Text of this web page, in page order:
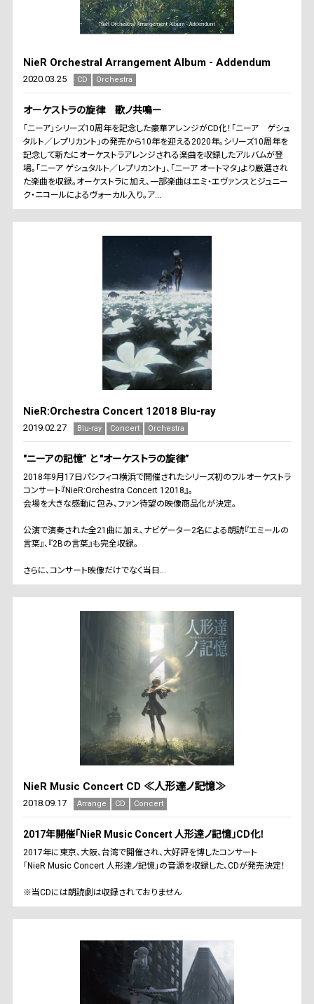
NieR Orchestral Arrangement Album - Addendum
2020.03.25 CD Orchestra
オーケストラの旋律 歌ノ共鳴ー
「ニーア」シリーズ10周年を記念した豪華アレンジがCD化！「ニーア ゲシュ
タルト／レプリカント」の発売から10年を迎える2020年。シリーズ10周年を
記念して新たにオーケストラアレンジされる楽曲を収録したアルバムが登
場。「ニーア ゲシュタルト／レプリカント」、「ニーア オートマタ」より厳選され
た楽曲を収録。オーケストラに加え、一部楽曲はエミ・エヴァンスとジュニー
ク・ニコールによるヴォーカル入り。ア...
NieR:Orchestra Concert 12018 Blu-ray
2019.02.27 Blu-ray Concert Orchestra
"ニーアの記憶” と "オーケストラの旋律”
2018年9月17日パシフィコ横浜で開催されたシリーズ初のフルオーケストラ
コンサート『NieR:Orchestra Concert 12018』。
会場を大きな感動に包み、ファン待望の映像商品化が決定。
公演で演奏された全21曲に加え、ナビゲーター2名による朗読『エミールの
言葉』、『2Bの言葉』も完全収録。
さらに、コンサート映像だけでなく当日...
NieR Music Concert CD ≪人形達ノ記憶≫
2018.09.17 Arrange CD Concert
2017年開催「NieR Music Concert 人形達ノ記憶」CD化！
2017年に東京、大阪、台湾で開催され、大好評を博したコンサート
「NieR Music Concert 人形達ノ記憶」の音源を収録した、CDが発売決定！
※当CDには朗読劇は収録されておりません